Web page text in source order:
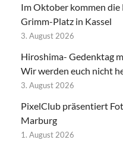
Im Oktober kommen
Grimm-Platz in Kassel
3. August 2026
Hiroshima- Gedenktag
Wir werden euch nicht
3. August 2026
PixelClub präsentiert
Marburg
1. August 2026